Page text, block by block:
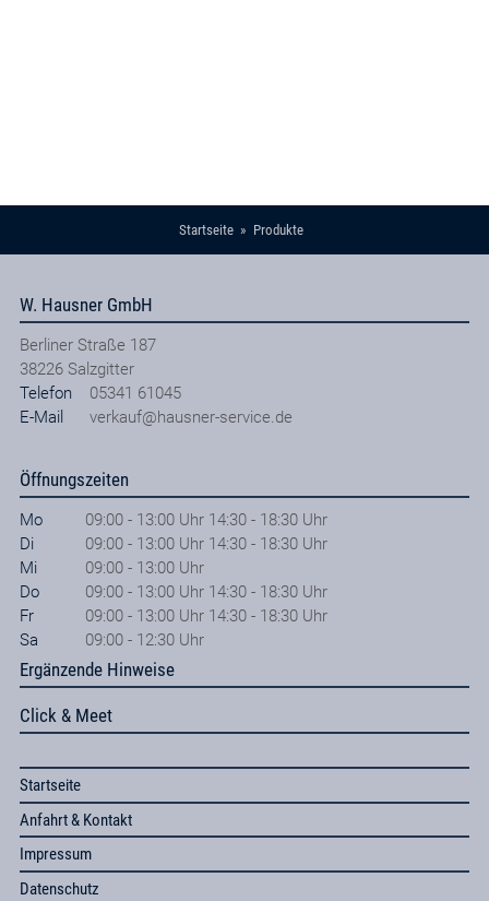
Startseite Produkte
W. Hausner GmbH
Berliner Straße 187
38226 Salzgitter
Telefon
05341 61045
E-Mail
verkauf@hausner-service.de
Öffnungszeiten
Mo
09:00 - 13:00 Uhr 14:30 - 18:30 Uhr
Di
09:00 - 13:00 Uhr 14:30 - 18:30 Uhr
Mi
09:00 - 13:00 Uhr
Do
09:00 - 13:00 Uhr 14:30 - 18:30 Uhr
Fr
09:00 - 13:00 Uhr 14:30 - 18:30 Uhr
Sa
09:00 - 12:30 Uhr
Ergänzende Hinweise
Click & Meet
Startseite
Anfahrt & Kontakt
Impressum
Datenschutz